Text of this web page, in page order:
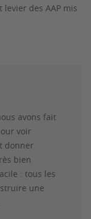
des AAP mis
avons fait
voir
donner
bien
: tous les
une